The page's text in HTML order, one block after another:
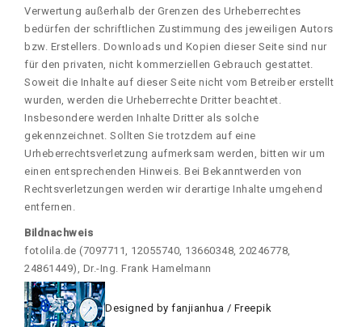
Verwertung außerhalb der Grenzen des Urheberrechtes
bedürfen der schriftlichen Zustimmung des jeweiligen Autors
bzw. Erstellers. Downloads und Kopien dieser Seite sind nur
für den privaten, nicht kommerziellen Gebrauch gestattet.
Soweit die Inhalte auf dieser Seite nicht vom Betreiber erstellt
wurden, werden die Urheberrechte Dritter beachtet.
Insbesondere werden Inhalte Dritter als solche
gekennzeichnet. Sollten Sie trotzdem auf eine
Urheberrechtsverletzung aufmerksam werden, bitten wir um
einen entsprechenden Hinweis. Bei Bekanntwerden von
Rechtsverletzungen werden wir derartige Inhalte umgehend
entfernen.
Bildnachweis
fotolila.de (7097711, 12055740, 13660348, 20246778,
24861449), Dr.-Ing. Frank Hamelmann
Designed by fanjianhua / Freepik